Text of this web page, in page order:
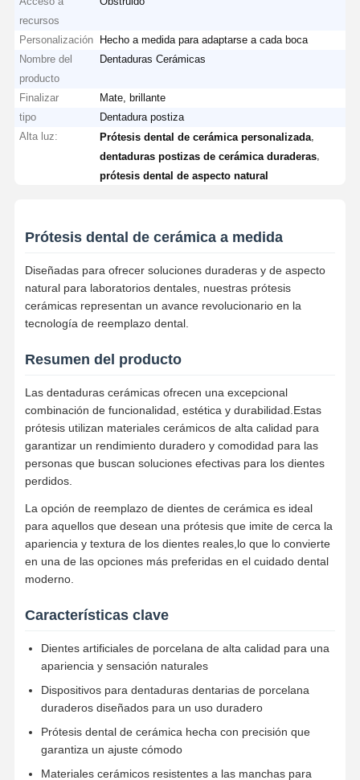
Inicio Productos
Sobre
Visita A La
recursos
Personalización
Hecho a medida para adaptarse a cada boca
Nombre del
producto
Dentaduras Cerámicas
Finalizar
Mate, brillante
tipo
Dentadura postiza
Alta luz:
Prótesis dental de cerámica personalizada
dentaduras postizas de cerámica duraderas
prótesis dental de aspecto natural
Prótesis dental de cerámica a medida
Diseñadas para ofrecer soluciones duraderas y de aspecto
natural para laboratorios dentales, nuestras prótesis
cerámicas representan un avance revolucionario en la
tecnología de reemplazo dental.
Resumen del producto
Las dentaduras cerámicas ofrecen una excepcional
combinación de funcionalidad, estética y durabilidad.Estas
prótesis utilizan materiales cerámicos de alta calidad para
garantizar un rendimiento duradero y comodidad para las
personas que buscan soluciones efectivas para los dientes
perdidos.
La opción de reemplazo de dientes de cerámica es ideal
para aquellos que desean una prótesis que imite de cerca la
apariencia y textura de los dientes reales,lo que lo convierte
en una de las opciones más preferidas en el cuidado dental
moderno.
Características clave
Dientes artificiales de porcelana de alta calidad para una
apariencia y sensación naturales
Dispositivos para dentaduras dentarias de porcelana
duraderos diseñados para un uso duradero
Prótesis dental de cerámica hecha con precisión que
garantiza un ajuste cómodo
Materiales cerámicos resistentes a las manchas para